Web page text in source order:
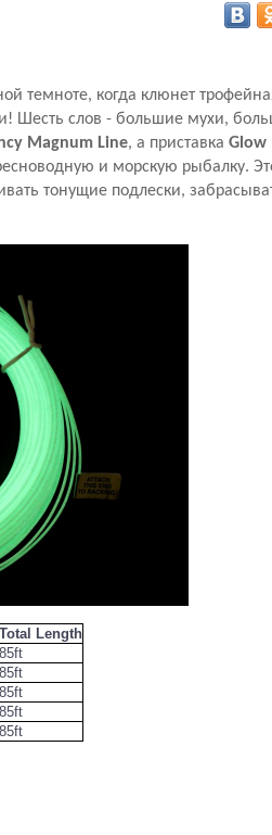
темноте, когда клюнет
Шесть слов - большие мухи,
Magnum Line, а приставкаGlow
и морскую рыбалку.
тонущие подлески,
Total Length
85ft
85ft
85ft
85ft
85ft